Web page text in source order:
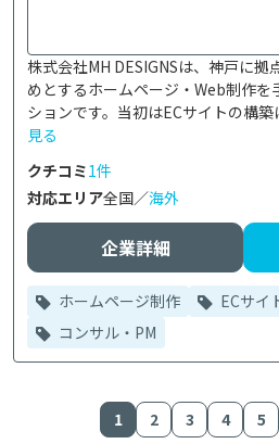
株式会社MH DESIGNSは、神戸に拠
めとするホームページ・Web制作を
ションです。当初はECサイトの構築
見る
クチコミ1件
対応エリア全国／海外
企業詳細
ホームページ制作
ECサイ
コンサル・PM
1 2 3 4 5